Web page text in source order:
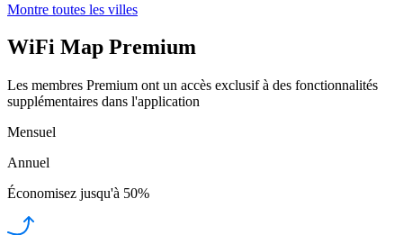
Montre toutes les villes
WiFi Map Premium
Les membres Premium ont un accès exclusif à des fonctionnalités
supplémentaires dans l'application
Mensuel
Annuel
Économisez jusqu'à 50%